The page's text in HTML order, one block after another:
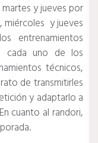
y jueves por
miércoles y jueves
entrenamientos
cada uno de los
técnicos,
de transmitirles
y adaptarlo a
cuanto al randori,